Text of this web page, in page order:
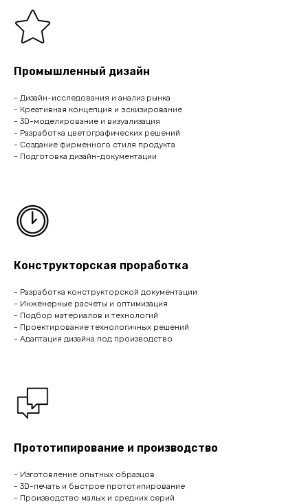
Промышленный дизайн
- Дизайн-исследования и анализ рынка
- Креативная концепция и эскизирование
- 3D-моделирование и визуализация
- Разработка цветографических решений
- Создание фирменного стиля продукта
- Подготовка дизайн-документации
Конструкторская проработка
- Разработка конструкторской документации
- Инженерные расчеты и оптимизация
- Подбор материалов и технологий
- Проектирование технологичных решений
- Адаптация дизайна под производство
Прототипирование и производство
- Изготовление опытных образцов
- 3D-печать и быстрое прототипирование
- Производство малых и средних серий